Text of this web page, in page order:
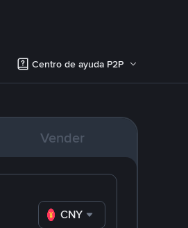
Centro de ayuda P2P
Vender
CNY